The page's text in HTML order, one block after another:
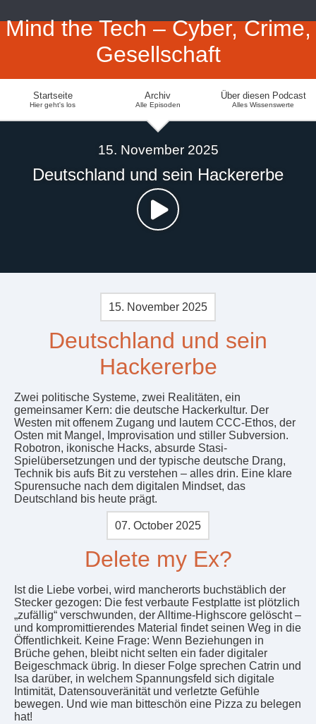
Mind the Tech – Cyber, Crime,
Gesellschaft
Startseite
Hier geht's los
Archiv
Alle Episoden
Über diesen Podcast
Alles Wissenswerte
15. November 2025
Deutschland und sein Hackererbe
15. November 2025
Deutschland und sein
Hackererbe
Zwei politische Systeme, zwei Realitäten, ein
gemeinsamer Kern: die deutsche Hackerkultur. Der
Westen mit offenem Zugang und lautem CCC-Ethos, der
Osten mit Mangel, Improvisation und stiller Subversion.
Robotron, ikonische Hacks, absurde Stasi-
Spielübersetzungen und der typische deutsche Drang,
Technik bis aufs Bit zu verstehen – alles drin. Eine klare
Spurensuche nach dem digitalen Mindset, das
Deutschland bis heute prägt.
07. October 2025
Delete my Ex?
Ist die Liebe vorbei, wird mancherorts buchstäblich der
Stecker gezogen: Die fest verbaute Festplatte ist plötzlich
„zufällig“ verschwunden, der Alltime-Highscore gelöscht –
und kompromittierendes Material findet seinen Weg in die
Öffentlichkeit. Keine Frage: Wenn Beziehungen in
Brüche gehen, bleibt nicht selten ein fader digitaler
Beigeschmack übrig. In dieser Folge sprechen Catrin und
Isa darüber, in welchem Spannungsfeld sich digitale
Intimität, Datensouveränität und verletzte Gefühle
bewegen. Und wie man bitteschön eine Pizza zu belegen
hat!